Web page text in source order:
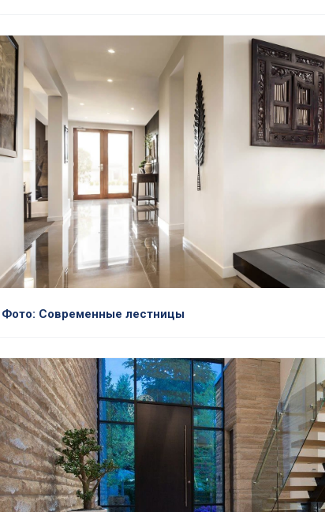
Фото: Современные лестницы